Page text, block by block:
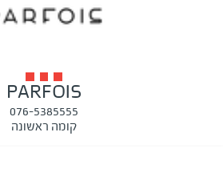
PARFOIS
076-5385555
קומה ראשונה